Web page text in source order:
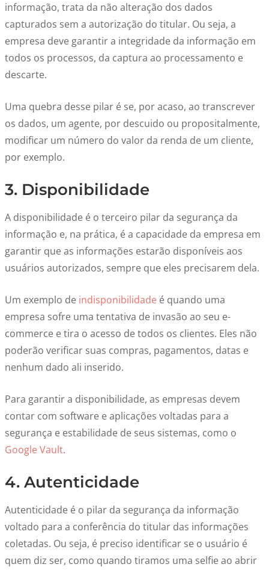
informação, trata da não alteração dos dados
capturados sem a autorização do titular. Ou seja, a
empresa deve garantir a integridade da informação em
todos os processos, da captura ao processamento e
descarte.
Uma quebra desse pilar é se, por acaso, ao transcrever
os dados, um agente, por descuido ou propositalmente,
modificar um número do valor da renda de um cliente,
por exemplo.
3. Disponibilidade
A disponibilidade é o terceiro pilar da segurança da
informação e, na prática, é a capacidade da empresa em
garantir que as informações estarão disponíveis aos
usuários autorizados, sempre que eles precisarem dela.
Um exemplo de indisponibilidade é quando uma
empresa sofre uma tentativa de invasão ao seu e-
commerce e tira o acesso de todos os clientes. Eles não
poderão verificar suas compras, pagamentos, datas e
nenhum dado ali inserido.
Para garantir a disponibilidade, as empresas devem
contar com software e aplicações voltadas para a
segurança e estabilidade de seus sistemas, como o
Google Vault.
4. Autenticidade
Autenticidade é o pilar da segurança da informação
voltado para a conferência do titular das informações
coletadas. Ou seja, é preciso identificar se o usuário é
quem diz ser, como quando tiramos uma selfie ao abrir